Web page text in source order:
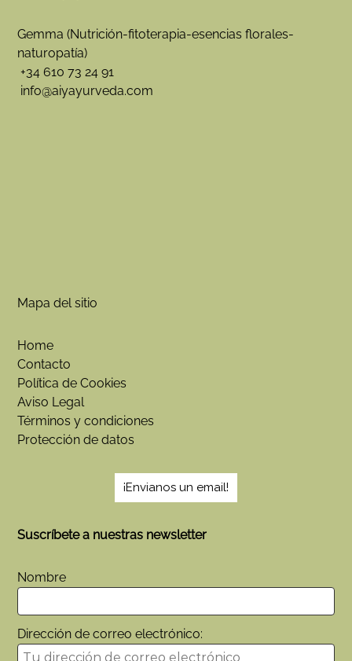
Gemma (Nutrición-fitoterapia-esencias florales-
naturopatía)
+34 610 73 24 91
info@aiyayurveda.com
Mapa del sitio
Home
Contacto
Política de Cookies
Aviso Legal
Términos y condiciones
Protección de datos
¡Envianos un email!
Suscríbete a nuestras newsletter
Nombre
Dirección de correo electrónico: